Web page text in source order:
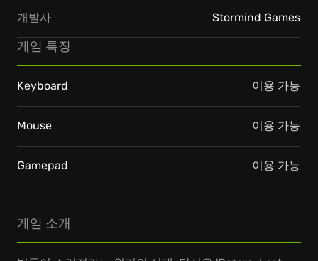
게임 소개
개발사 Stormind Games
게임 특징
Keyboard 이용 가능
Mouse 이용 가능
Gamepad 이용 가능